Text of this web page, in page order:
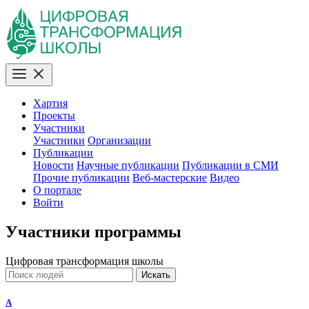
Хартия
Проекты
Участники
Участники Организации
Публикации
Новости Научные публикации Публикации в СМИ
Прочие публикации Веб-мастерские Видео
О портале
Войти
Участники программы
Цифровая трансформация школы
Искать
A